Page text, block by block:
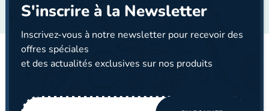
S'inscrire à la Newsletter
Inscrivez-vous à notre newsletter pour recevoir des
offres spéciales
et des actualités exclusives sur nos produits